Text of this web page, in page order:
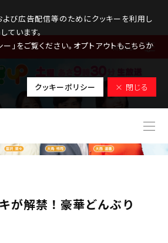
び広告配信等のためにクッキーを利用し
ています。
」をご覧ください。オプトアウトもこちらか
クッキーポリシー × 閉じる
MENU
が解禁！豪華どんぶり